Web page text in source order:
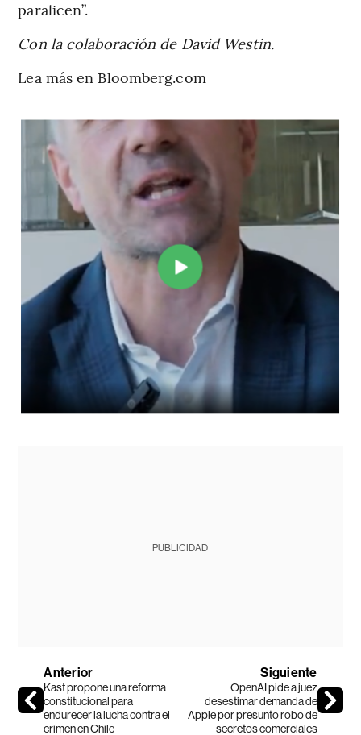
paralicen”.
Con la colaboración de David Westin.
Lea más en Bloomberg.com
PUBLICIDAD
Anterior
Kast propone una reforma
constitucional para
endurecer la lucha contra el
crimen en Chile
Siguiente
OpenAI pide a juez
desestimar demanda de
Apple por presunto robo de
secretos comerciales